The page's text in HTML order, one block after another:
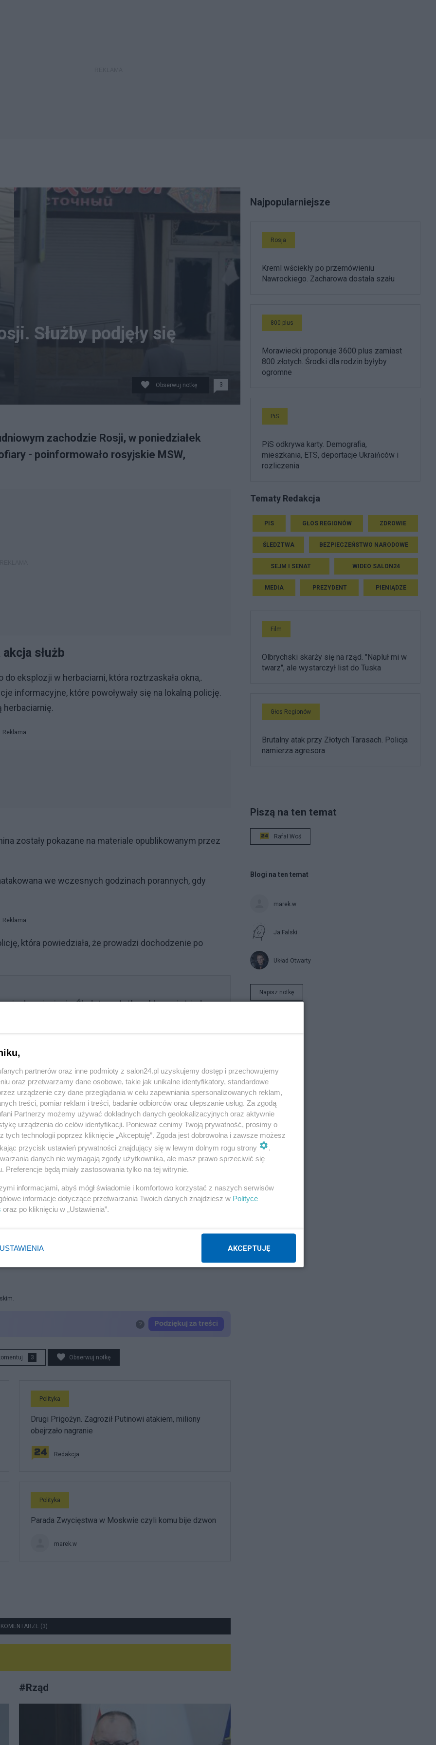
Służby podjęły się
Obserwuj notkę 3
zachodzie Rosji, w poniedziałek
- poinformowało rosyjskie MSW,
służb
eksplozji w herbaciarni, która roztrzaskała okna,.
informacyjne, które powoływały się na lokalną policję.
herbaciarnię.
Reklama
zostały pokazane na materiale opublikowanym przez
we wczesnych godzinach porannych, gdy
Reklama
która powiedziała, że prowadzi dochodzenie po
nie do zniesienia. Śledztwo służb wyklucza już jedną
na przestrzeni miesiąca. Na początku marca doszło
Reklama
w lokalnej herbaciarni. fot. Nexta/Twitter
Zaskakująca teoria
pół metra mieszkania. W Krakowie najgorzej
prezydenta USA
3 Obserwuj notkę
Polityka
Drugi Prigożyn. Zagroził Putinowi atakiem, miliony
obejrzało nagranie
Redakcja
Polityka
Parada Zwycięstwa w Moskwie czyli komu bije dzwon
marek.w
KOMENTARZE (3)
#Rząd
Najpopularniejsze
Rosja
Kreml wściekły po przemówieniu
Nawrockiego. Zacharowa dostała szału
800 plus
Morawiecki proponuje 3600 plus zamiast
800 złotych. Środki dla rodzin byłyby
ogromne
PiS
PiS odkrywa karty. Demografia,
mieszkania, ETS, deportacje Ukraińców i
rozliczenia
Tematy Redakcja
PIS GŁOS REGIONÓW ZDROWIE
ŚLEDZTWA BEZPIECZEŃSTWO NARODOWE
SEJM I SENAT WIDEO SALON24
MEDIA PREZYDENT PIENIĄDZE
Film
Olbrychski skarży się na rząd. "Napluł mi w
twarz", ale wystarczył list do Tuska
Głos Regionów
Brutalny atak przy Złotych Tarasach. Policja
namierza agresora
Piszą na ten temat
Rafał Woś
Blogi na ten temat
marek.w
Ja Falski
Układ Otwarty
Napisz notkę
partnerów oraz inne podmioty z salon24.pl uzyskujemy dostęp i przechowujemy
oraz przetwarzamy dane osobowe, takie jak unikalne identyfikatory, standardowe
urządzenie czy dane przeglądania w celu zapewniania spersonalizowanych reklam,
treści, pomiar reklam i treści, badanie odbiorców oraz ulepszanie usług. Za zgodą
Partnerzy możemy używać dokładnych danych geolokalizacyjnych oraz aktywnie
urządzenia do celów identyfikacji. Ponieważ cenimy Twoją prywatność, prosimy o
tych technologii poprzez kliknięcie „Akceptuję”. Zgoda jest dobrowolna i zawsze możesz
przycisk ustawień prywatności znajdujący się w lewym dolnym rogu strony
.
danych nie wymagają zgody użytkownika, ale masz prawo sprzeciwić się
Preferencje będą miały zastosowania tylko na tej witrynie.
informacjami, abyś mógł świadomie i komfortowo korzystać z naszych serwisów
informacje dotyczące przetwarzania Twoich danych znajdziesz w Polityce
oraz po kliknięciu w „Ustawienia”.
USTAWIENIA AKCEPTUJĘ